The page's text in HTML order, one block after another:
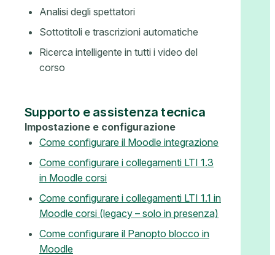
Analisi degli spettatori
Sottotitoli e trascrizioni automatiche
Ricerca intelligente in tutti i video del
corso
Supporto e assistenza tecnica
Impostazione e configurazione
Come configurare il Moodle integrazione
Come configurare i collegamenti LTI 1.3
in Moodle corsi
Come configurare i collegamenti LTI 1.1 in
Moodle corsi (legacy – solo in presenza)
Come configurare il Panopto blocco in
Moodle